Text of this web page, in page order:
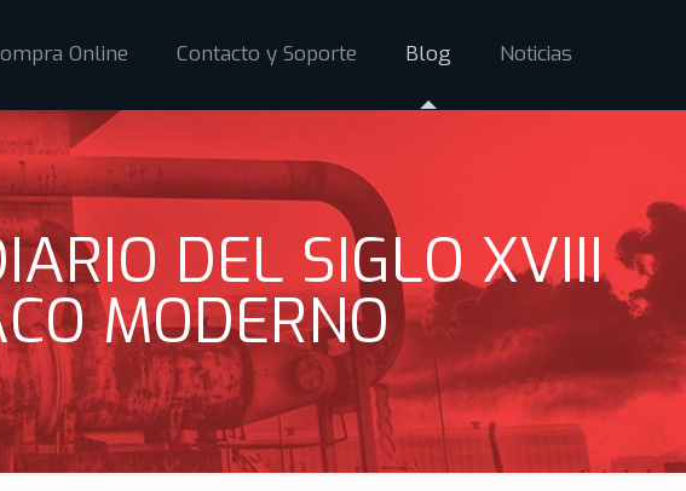
Online Contacto y Soporte Blog Noticias
DEL SIGLO XVIII
MODERNO